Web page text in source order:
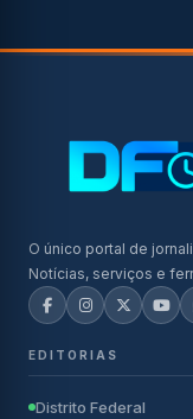
O único portal de
Notícias, serviços e
EDITORIAS
Distrito Federal